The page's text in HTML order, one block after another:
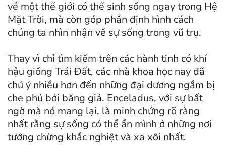
về một thế giới có thể sinh sống ngay trong Hệ
Mặt Trời, mà còn góp phần định hình cách
chúng ta nhìn nhận về sự sống trong vũ trụ.
Thay vì chỉ tìm kiếm trên các hành tinh có khí
hậu giống Trái Đất, các nhà khoa học nay đã
chú ý nhiều hơn đến những đại dương ngầm bị
che phủ bởi băng giá. Enceladus, với sự bất
ngờ mà nó mang lại, là minh chứng rõ ràng
nhất rằng sự sống có thể ẩn mình ở những nơi
tưởng chừng khắc nghiệt và xa xôi nhất.